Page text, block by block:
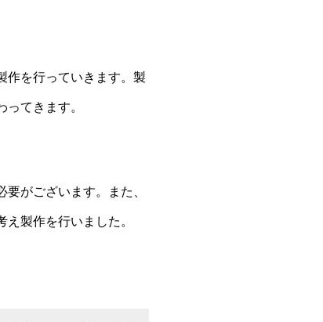
作を行っていきます。製
てきます。
がございます。また、
製作を行いました。